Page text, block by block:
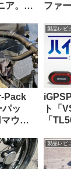
ア。ど
ファ
Pack
ッ
ウン
製品レビ
ト「
「
揃え
かも！
製品レビ